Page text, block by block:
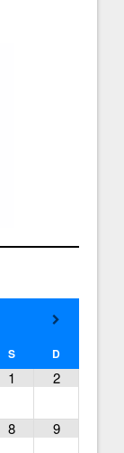
S D
1 2
8 9